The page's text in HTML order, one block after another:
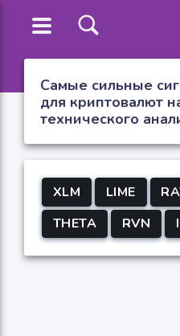
Самые сильные
для криптовалют
технического
XLM LIME
THETA
RVN